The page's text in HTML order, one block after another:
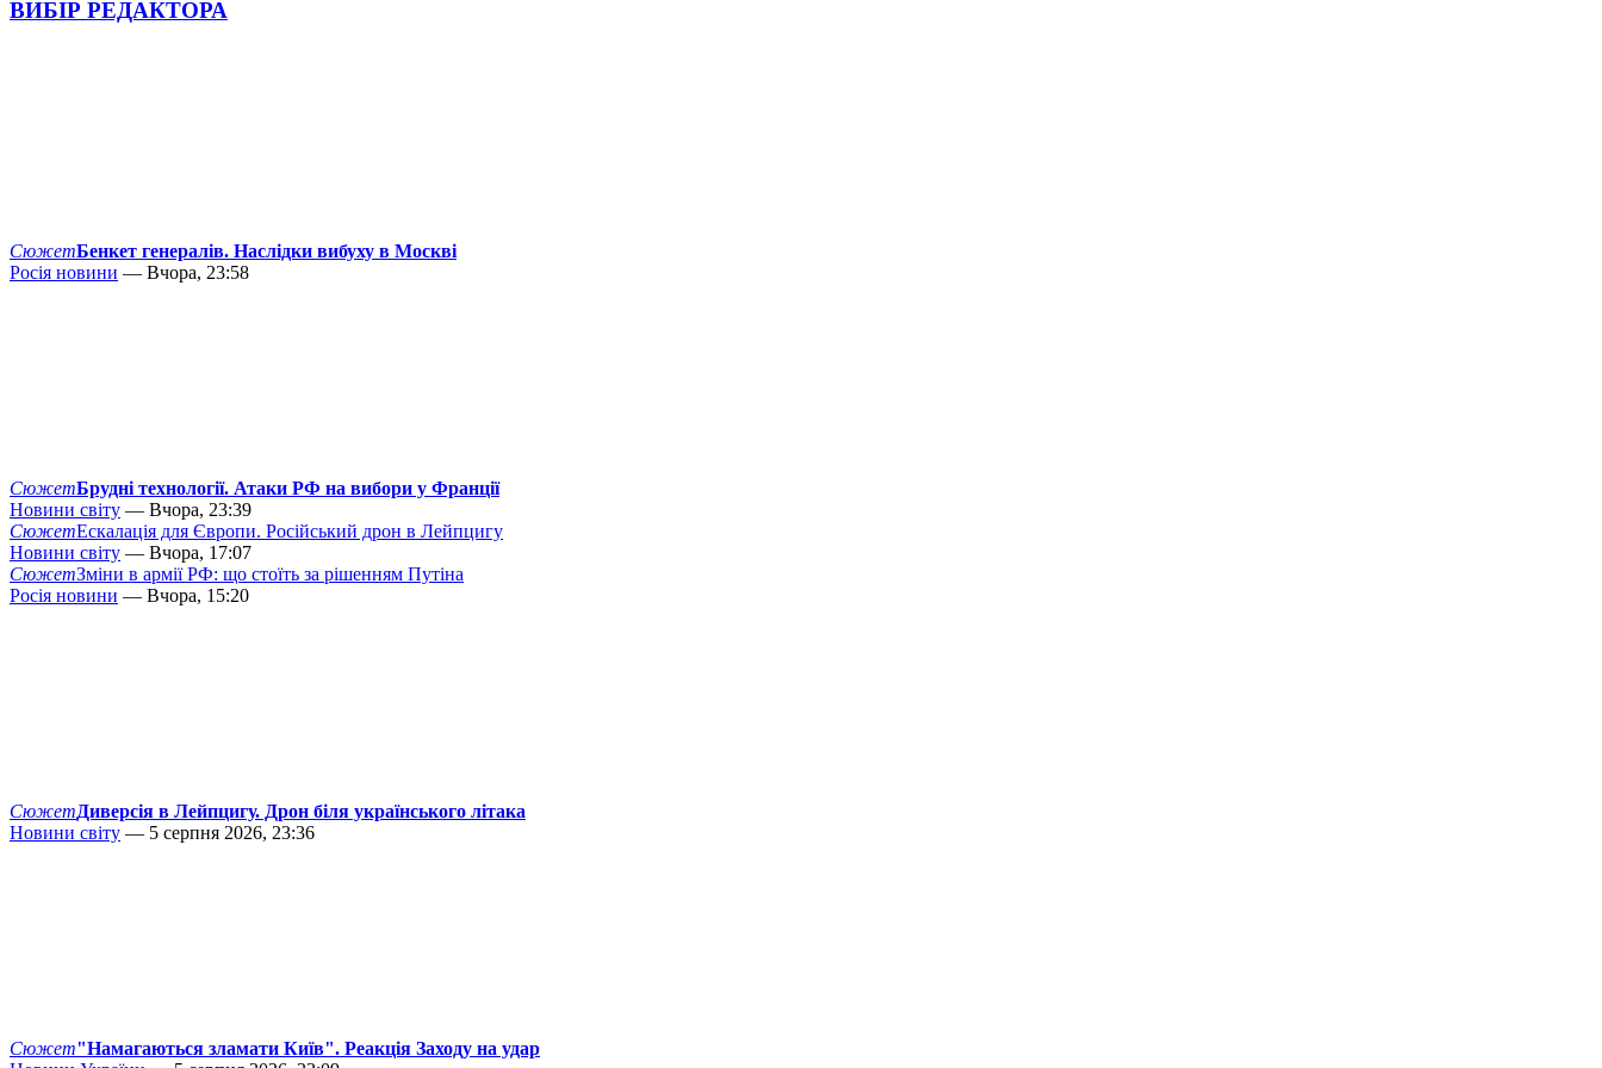
ВИБІР РЕДАКТОРА
СюжетБенкет генералів. Наслідки вибуху в Москві
Росія новини — Вчора, 23:58
СюжетБрудні технології. Атаки РФ на вибори у Франції
Новини світу — Вчора, 23:39
СюжетЕскалація для Європи. Російський дрон в Лейпцигу
Новини світу — Вчора, 17:07
СюжетЗміни в армії РФ: що стоїть за рішенням Путіна
Росія новини — Вчора, 15:20
СюжетДиверсія в Лейпцигу. Дрон біля українського літака
Новини світу — 5 серпня 2026, 23:36
Сюжет"Намагаються зламати Київ". Реакція Заходу на удар